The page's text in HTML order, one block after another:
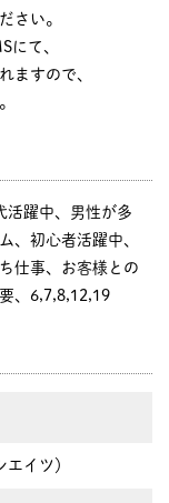
さい。
にて、
ますので、
活躍中、男性が多
、初心者活躍中、
仕事、お客様との
、6,7,8,12,19
イツ）